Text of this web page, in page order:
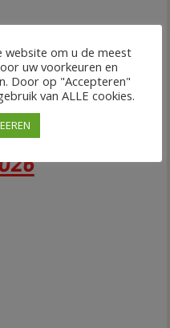
website om u de meest
uw voorkeuren en
Door op "Accepteren"
van ALLE cookies.